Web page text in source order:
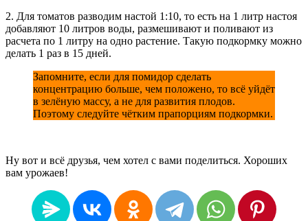
2. Для томатов разводим настой 1:10, то есть на 1 литр настоя
добавляют 10 литров воды, размешивают и поливают из
расчета по 1 литру на одно растение. Такую подкормку можно
делать 1 раз в 15 дней.
Запомните, если для помидор сделать
концентрацию больше, чем положено, то всё уйдёт
в зелёную массу, а не для развития плодов.
Поэтому следуйте чётким прапорциям подкормки.
Ну вот и всё друзья, чем хотел с вами поделиться. Хороших
вам урожаев!